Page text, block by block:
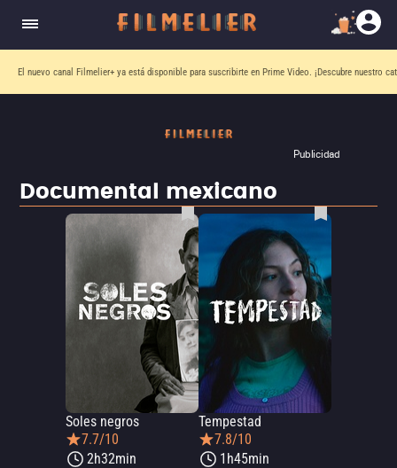
El nuevo canal Filmelier+ ya está disponible para suscribirte en Prime Video. ¡Descubre nuestro
Publicidad
Documental mexicano
Soles negros
7.7/10
2h32min
Tempestad
7.8/10
1h45min